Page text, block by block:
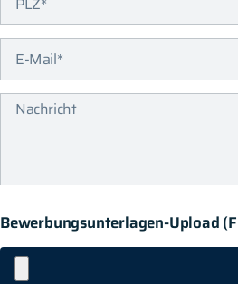
Bewerbungsunterlagen-Upload